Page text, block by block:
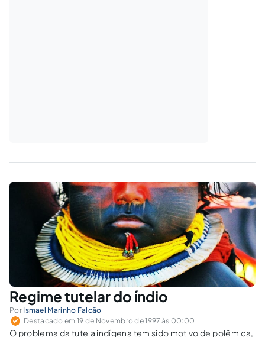
Regime tutelar do índio
Por Ismael Marinho Falcão
Destacado em 19 de Novembro de 1997 às 00:00
O problema da tutela indígena tem sido motivo de polêmica,